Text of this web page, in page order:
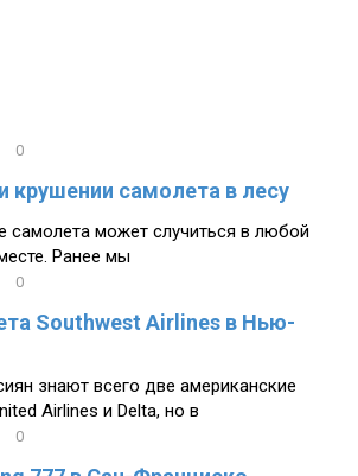
0
крушении самолета в лесу
самолета может случиться в любой
Ранее мы
0
Southwest Airlines в Нью-
знают всего две американские
Airlines и Delta, но в
0